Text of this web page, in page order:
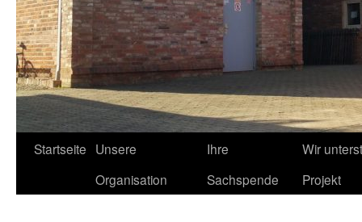
Startseite Unsere
Organisation
Ihre
Sachspende
Wir
Projekt